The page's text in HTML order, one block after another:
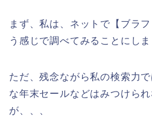
まず、私は、ネットで【ブラ
う感じで調べてみることにしま
ただ、残念ながら私の検索力
な年末セールなどはみつけら
が、、、